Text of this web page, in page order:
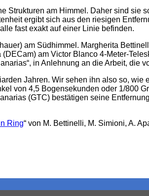
am Himmel. Daher sind sie
ergibt sich aus den riesigen
fast exakt auf einer Linie befinden.
am Südhimmel. Margherita
am Victor Blanco 4-Meter-
in Anlehnung an die Arbeit, die
Jahren. Wir sehen ihn also so,
von 4,5 Bogensekunden oder 1/800
(GTC) bestätigen seine
Ring“ von M. Bettinelli, M. Simioni, A.